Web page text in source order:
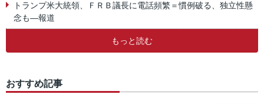
トランプ米大統領、ＦＲＢ議長に電話頻繁＝慣例破る、独立性懸
念も―報道
もっと読む
おすすめ記事